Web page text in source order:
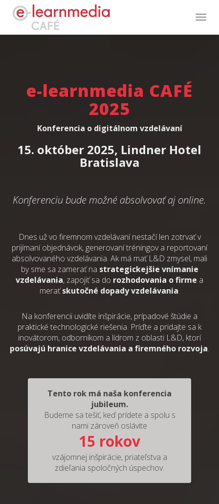
e-learnmedia CAFÉ
2025
Konferencia o digitálnom vzdelávaní
15. október 2025, Lindner Hotel
Bratislava
Konferenciu bude možné absolvovať aj online.
Dnes už vo firemnom vzdelávaní nestačí len zotrvať v
prijímaní objednávok, generovaní tréningov a reportovaní
absolvovaného vzdelávania. Ak má mať L&D zmysel, mali
by sme sa zamerať na strategickejšie vnímanie
vzdelávania, zapojiť sa do rozhodovania o firme a
meraťskutočné dopady vzdelávania.
Na konferencii uvidíte inšpirácie, prípadové štúdie a
praktické technologické riešenia. Príďte a pridajte sa k
inovátorom, odborníkom a lídrom z oblasti L&D, ktorí
posúvajú hranice vzdelávania a firemného rozvoja.
Tento rok má naša konferencia
jubileum.
Budeme sa tešiť, keď prídete a spolu s
nami zároveň oslávite
15 rokov
vzájomnej inšpirácie, priateľstva a
zdieľania spoločných úspechov.